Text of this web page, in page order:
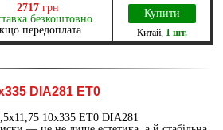
2717 грн
безкоштовно
передоплата
Купити
Китай, 1 шт.
DIA281 ET0
10х335 ET0 DIA281